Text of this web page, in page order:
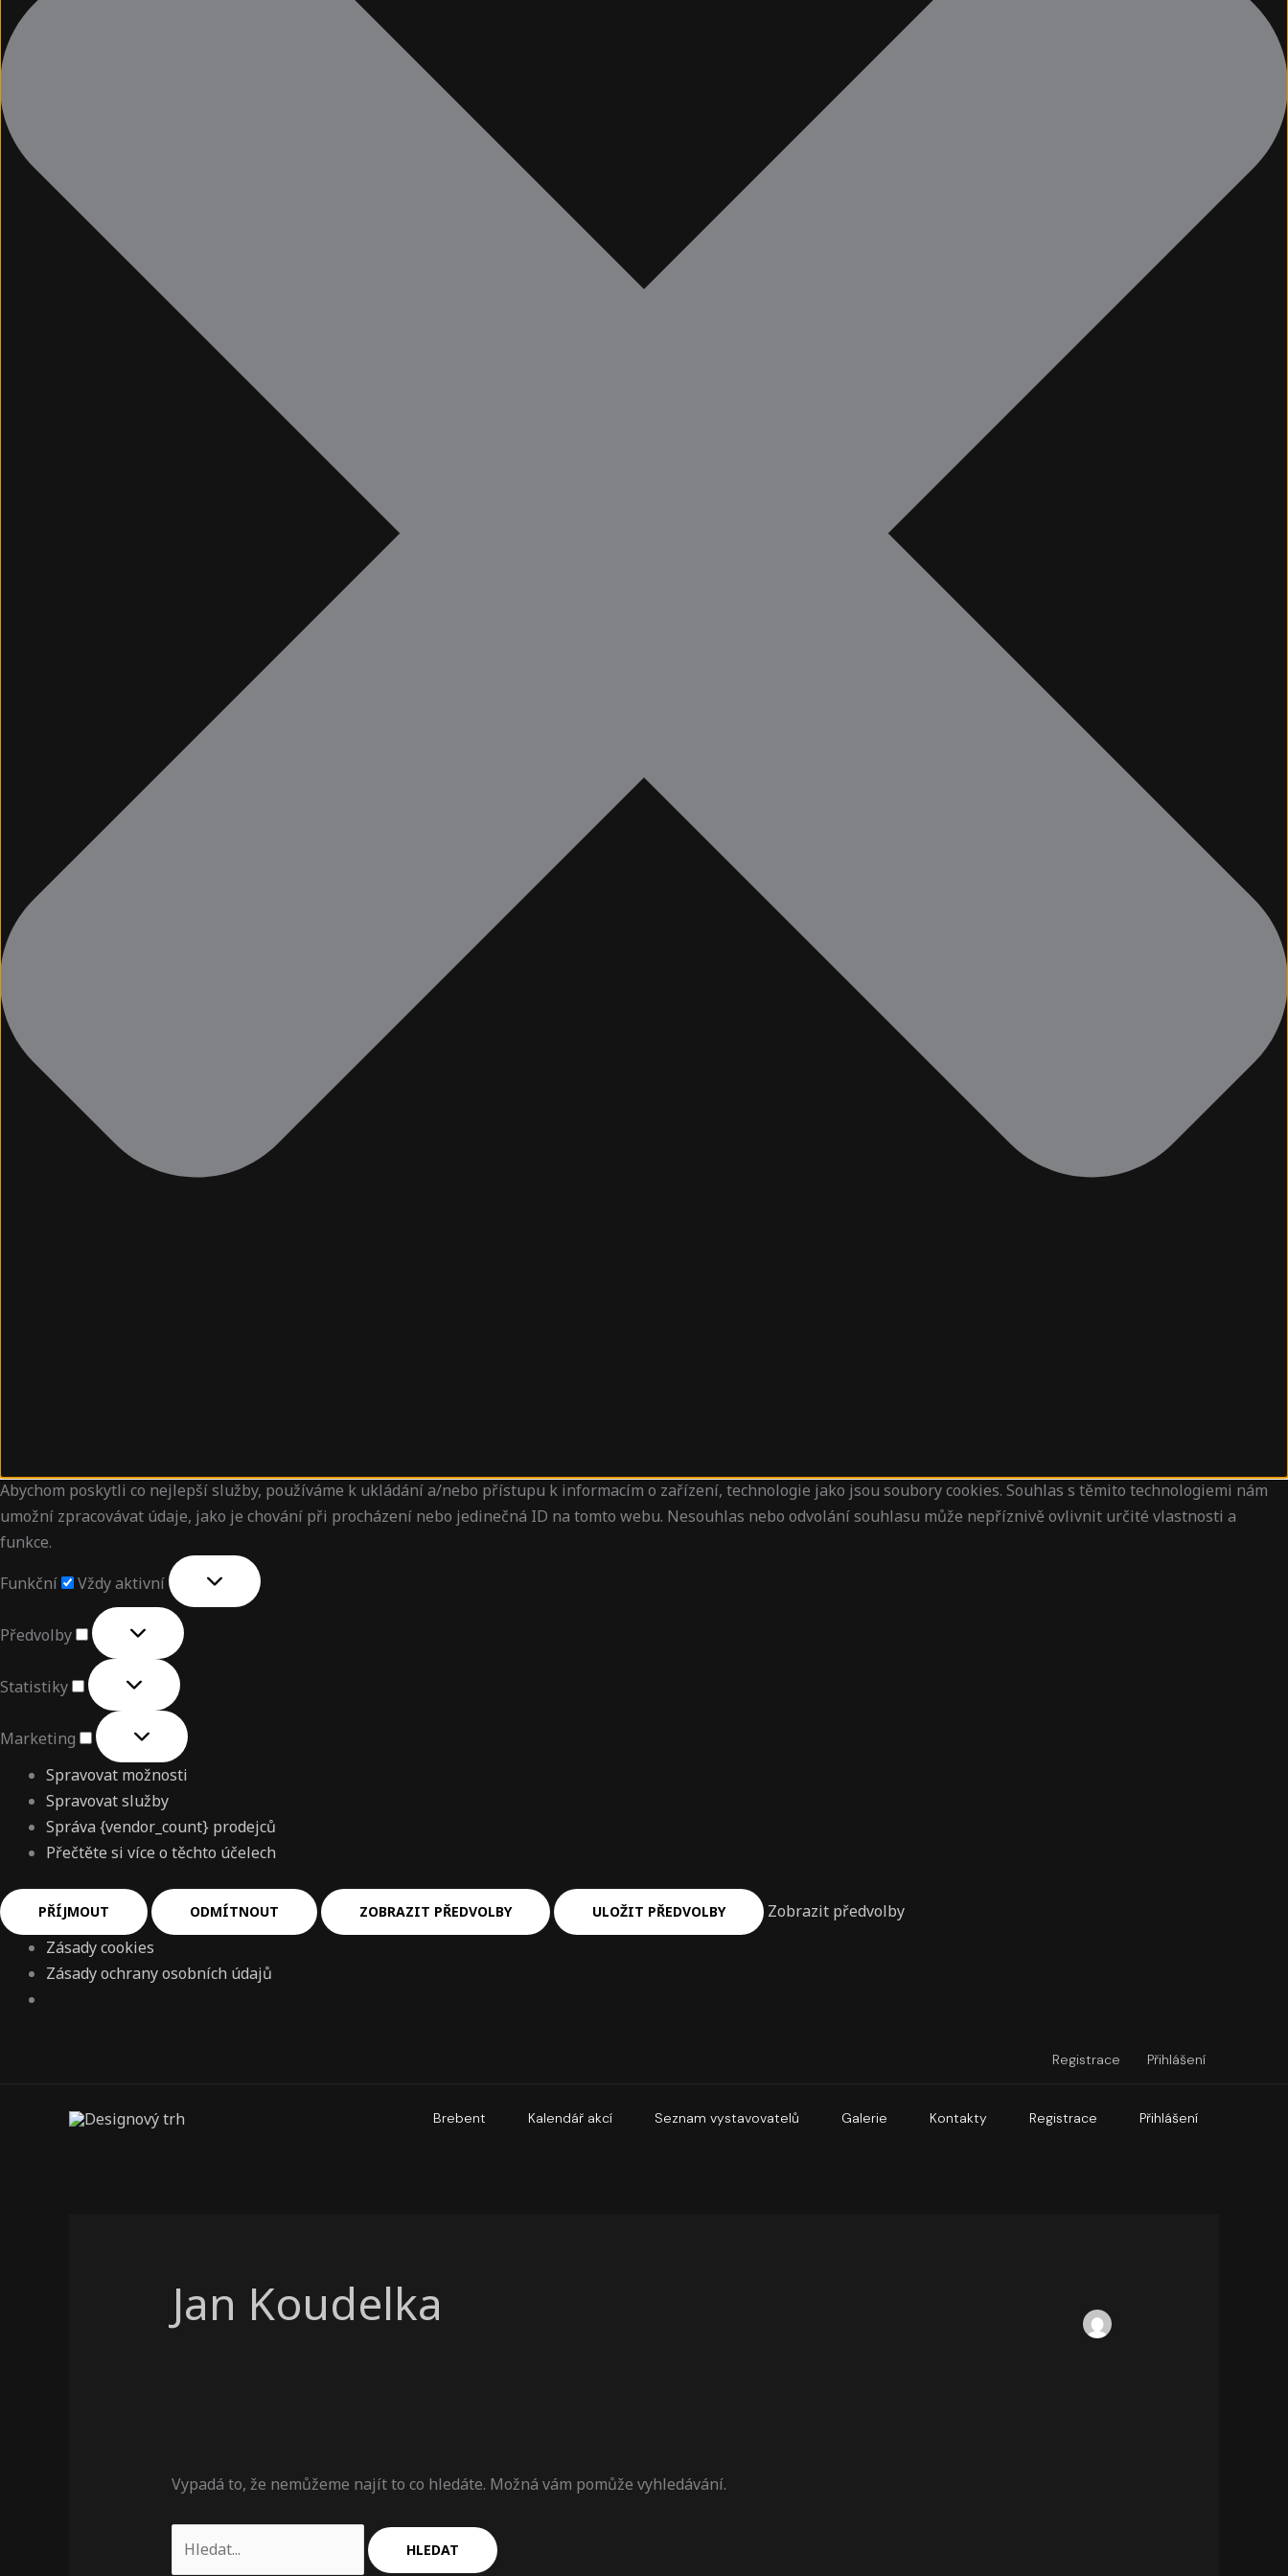
Abychom poskytli co nejlepší služby, používáme k ukládání a/nebo přístupu k informacím o zařízení, technologie jako jsou soubory cookies. Souhlas s těmito technologiemi nám
umožní zpracovávat údaje, jako je chování při procházení nebo jedinečná ID na tomto webu. Nesouhlas nebo odvolání souhlasu může nepříznivě ovlivnit určité vlastnosti a
funkce.
Funkční
Vždy aktivní
Předvolby
Statistiky
Marketing
Spravovat možnosti
Spravovat služby
Správa {vendor_count} prodejců
Přečtěte si více o těchto účelech
PŘÍJMOUT ODMÍTNOUT ZOBRAZIT PŘEDVOLBY ULOŽIT PŘEDVOLBY
Zobrazit předvolby
Zásady cookies
Zásady ochrany osobních údajů
Registrace Přihlášení
Brebent Kalendář akcí Seznam vystavovatelů Galerie Kontakty Registrace Přihlášení
Jan Koudelka
Vypadá to, že nemůžeme najít to co hledáte. Možná vám pomůže vyhledávání.